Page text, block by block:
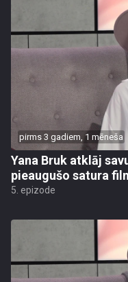
pirms 3 gadiem, 1 mēneša
Yana Bruk atklāj
pieaugušo satura
5. epizode